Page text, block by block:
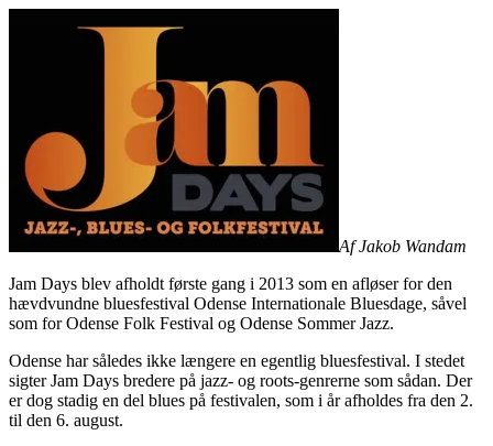
Af Jakob Wandam
Jam Days blev afholdt første gang i 2013 som en afløser for den
hævdvundne bluesfestival Odense Internationale Bluesdage, såvel
som for Odense Folk Festival og Odense Sommer Jazz.
Odense har således ikke længere en egentlig bluesfestival. I stedet
sigter Jam Days bredere på jazz- og roots-genrerne som sådan. Der
er dog stadig en del blues på festivalen, som i år afholdes fra den 2.
til den 6. august.